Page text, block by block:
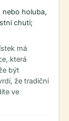
nebo holuba,
chuti;
má
která
být
že tradiční
ve